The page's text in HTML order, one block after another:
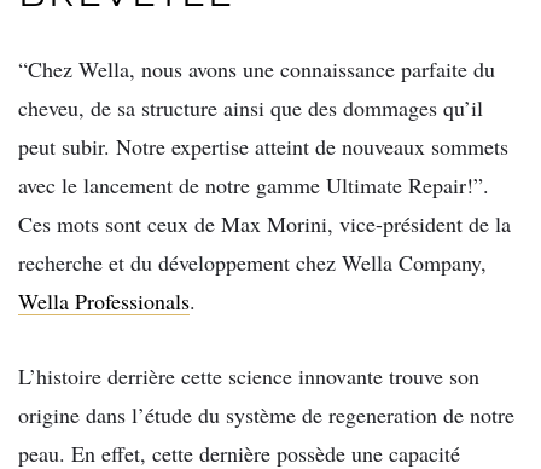
“Chez Wella, nous avons une connaissance parfaite du
cheveu, de sa structure ainsi que des dommages qu’il
peut subir. Notre expertise atteint de nouveaux sommets
avec le lancement de notre gamme Ultimate Repair!”.
Ces mots sont ceux de Max Morini, vice-président de la
recherche et du développement chez Wella Company,
Wella Professionals.
L’histoire derrière cette science innovante trouve son
origine dans l’étude du système de regeneration de notre
peau. En effet, cette dernière possède une capacité